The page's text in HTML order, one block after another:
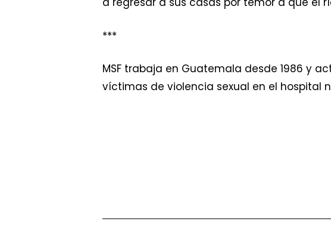
***
MSF trabaja en Guatemala desde 1986 y
víctimas de violencia sexual en el hospital